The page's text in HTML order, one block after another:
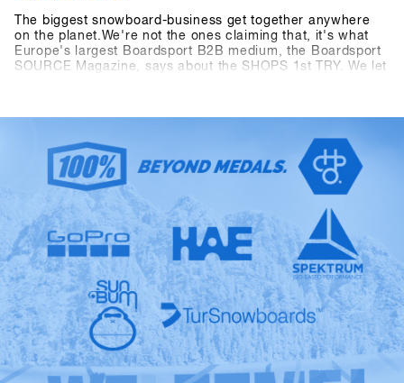
The biggest snowboard-business get together anywhere
on the planet.We're not the ones claiming that, it's what
Europe's largest Boardsport B2B medium, the Boardsport
SOURCE Magazine, says about the SHOPS 1st TRY. We let
during the three-day event. Last but not least, the
dimensions of the outdoor area measuring 2400 square
meters and the indoor area measuring 1548 square meters
have as well outperformed all "Pre-Corona" figures. The
SFT is back, bigger, better and stronger than ever before,
now known as "Clearly the biggest snowboard-business
get together anywhere on the planet.